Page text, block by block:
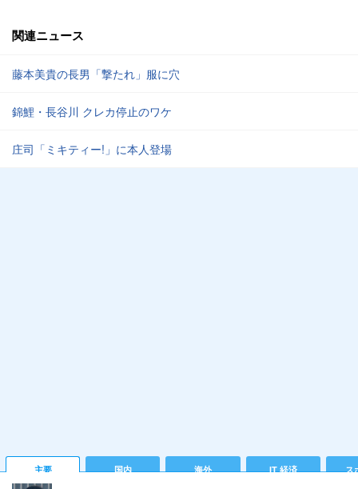
関連ニュース
藤本美貴の長男「撃たれ」服に穴
錦鯉・長谷川 クレカ停止のワケ
庄司「ミキティー!」に本人登場
主要 国内 海外 IT 経済 ス